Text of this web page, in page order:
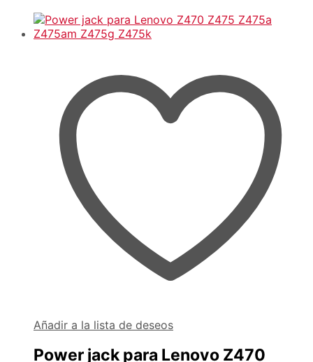
Añadir a la lista de deseos
Power jack para Lenovo Z470